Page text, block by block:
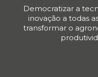
Democratizar a
inovação a todas
transformar o